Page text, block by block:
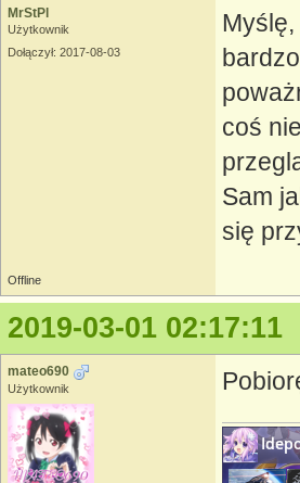
MrStPl
Użytkownik
Dołączył: 2017-08-03
coś
Sam
się
Offline
2019-03-01 02:17:11
mateo690
Użytkownik